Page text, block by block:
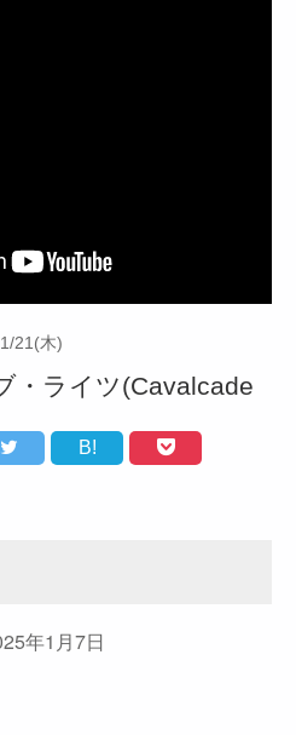
21(木)
・ライツ(Cavalcade
B!
年1月7日